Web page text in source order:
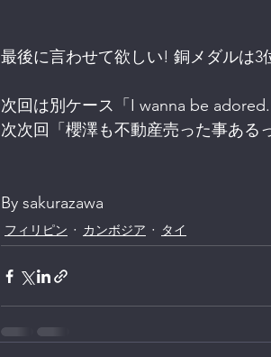
最後に言わせて欲しい! 銅メダルは3
次回は別ケース「I wanna be adored.
次次回「櫻澤も不動産売った事ある
By sakurazawa
フィリピン カンボジア タイ